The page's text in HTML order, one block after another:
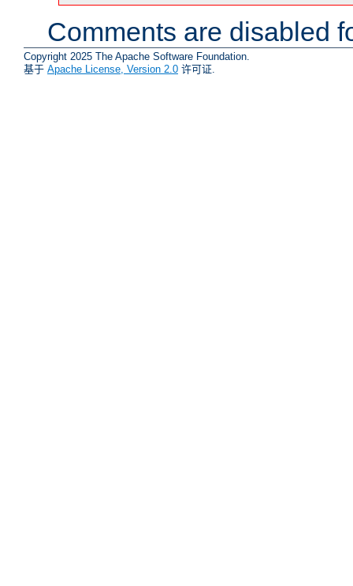
Comments are disabled
Copyright 2025 The Apache Software Foundation.
基于 Apache License, Version 2.0 许可证.